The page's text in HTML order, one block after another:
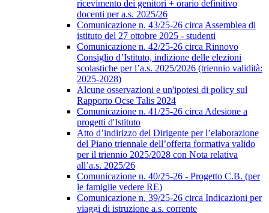
ricevimento dei genitori + orario definitivo
docenti per a.s. 2025/26
Comunicazione n. 43/25-26 circa Assemblea di
istituto del 27 ottobre 2025 - studenti
Comunicazione n. 42/25-26 circa Rinnovo
Consiglio d’Istituto, indizione delle elezioni
scolastiche per l’a.s. 2025/2026 (triennio validità:
2025-2028)
Alcune osservazioni e un'ipotesi di policy sul
Rapporto Ocse Talis 2024
Comunicazione n. 41/25-26 circa Adesione a
progetti d'Istituto
Atto d’indirizzo del Dirigente per l’elaborazione
del Piano triennale dell’offerta formativa valido
per il triennio 2025/2028 con Nota relativa
all’a.s. 2025/26
Comunicazione n. 40/25-26 - Progetto C.B. (per
le famiglie vedere RE)
Comunicazione n. 39/25-26 circa Indicazioni per
viaggi di istruzione a.s. corrente